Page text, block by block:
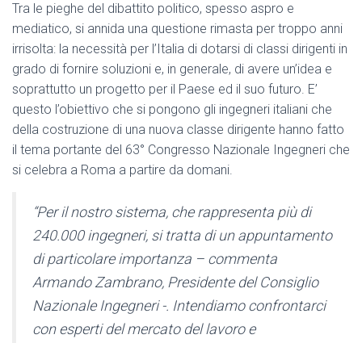
Tra le pieghe del dibattito politico, spesso aspro e
mediatico, si annida una questione rimasta per troppo anni
irrisolta: la necessità per l’Italia di dotarsi di classi dirigenti in
grado di fornire soluzioni e, in generale, di avere un’idea e
soprattutto un progetto per il Paese ed il suo futuro. E’
questo l’obiettivo che si pongono gli ingegneri italiani che
della costruzione di una nuova classe dirigente hanno fatto
il tema portante del 63° Congresso Nazionale Ingegneri che
si celebra a Roma a partire da domani.
“Per il nostro sistema, che rappresenta più di
240.000 ingegneri, si tratta di un appuntamento
di particolare importanza – commenta
Armando Zambrano, Presidente del Consiglio
Nazionale Ingegneri -. Intendiamo confrontarci
con esperti del mercato del lavoro e